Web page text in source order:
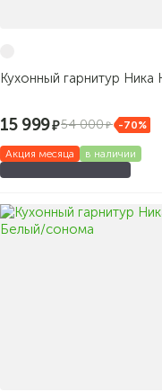
Кухонный гарнитур
15 999 54 000 -70%
Акция месяца в наличии